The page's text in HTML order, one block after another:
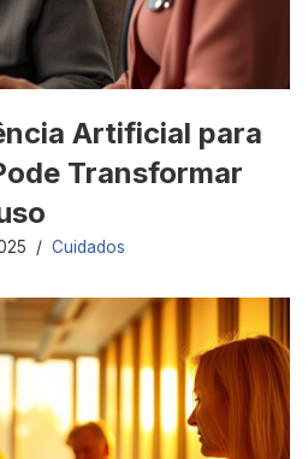
Artificial para
Transformar
Cuidados